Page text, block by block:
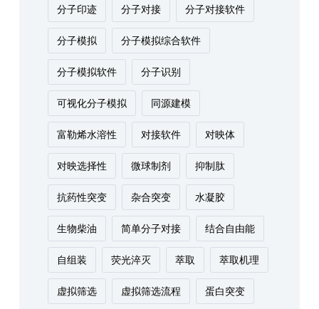
分子印迹 分子对接 分子对接软件
分子模拟 分子模拟综合软件
分子模拟软件 分子识别
可视化分子模拟 同源建模
富勒烯水溶性 对接软件 对映体
对映选择性 微球制剂 抑制肽
抗药性突变 杂合突变 水凝胶
生物柴油 简单分子对接 结合自由能
自组装 荧光淬灭 萃取 萃取机理
虚拟筛选 虚拟筛选流程 蛋白突变